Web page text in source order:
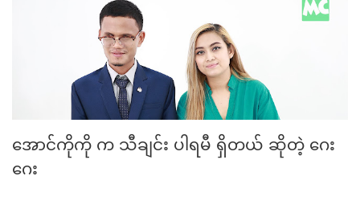
အောင်ကိုကို က သီချင်း ပါရမီ ရှိတယ် ဆိုတဲ့ ဂေး
ဂေး